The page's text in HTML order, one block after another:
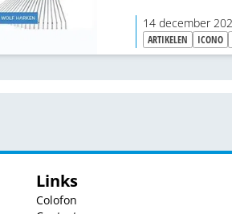
14 december
ARTIKELEN ICONO
Links
Colofon